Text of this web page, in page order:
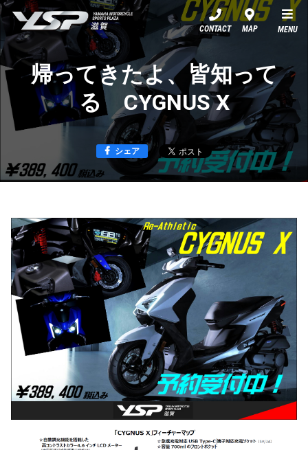
YSP滋賀
CONTACT MAP MENU
帰ってきたよ、皆知って
る CYGNUS X
シェア